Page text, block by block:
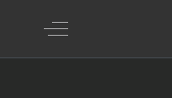
Off-Canvas